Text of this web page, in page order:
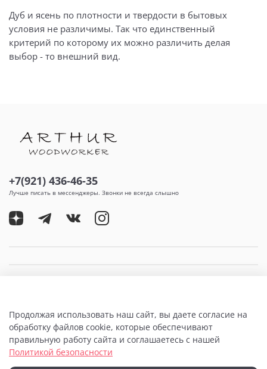
Дуб и ясень по плотности и твердости в бытовых
условия не различимы. Так что единственный
критерий по которому их можно различить делая
выбор - то внешний вид.
+7(921) 436-46-35
Лучше писать в мессенджеры. Звонки не всегда слышно
Продолжая использовать наш сайт, вы даете согласие на
обработку файлов cookie, которые обеспечивают
правильную работу сайта и соглашаетесь с нашей
Политикой безопасности